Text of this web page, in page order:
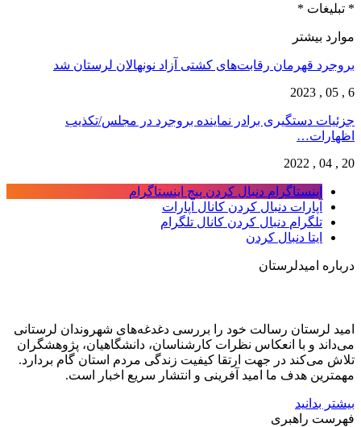
* تبلیغات *
موارد بیشتر
بروجرد قهرمان رقابت‌های کشتی آزاد نونهالان لرستان شد
6 , 05 , 2023
جزئیات دستگیری برادر نماینده بروجرد در مجلس/تکذیب
اظهارات…
20 , 04 , 2022
اینستاگرام دنبال کردن پیج اینستاگرام
آپارات دنبال کردن کانال آپارات
تلگرام دنبال کردن کانال تلگرام
ایتا دنبال کردن
درباره امیدلرستان
امید لرستان رسالت خود را بررسی دغدغه‌های شهروندان لرستانی
می‌داند و با انعکاس نظرات کارشناسان، دانشگاهیان، پژوهشگران
تلاش می‌کند در جهت ارتقا کیفیت زندگی مردم استان گام بردارد.
مهمترین هدف ما امید آفرینی و انتشار سریع اخبار است.
بیشتر بدانید
فهرست راهبری